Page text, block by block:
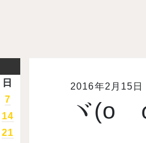
2016年2月15日
ヾ(o
日
7
14
21